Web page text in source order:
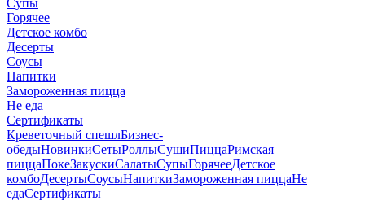
Супы
Горячее
Детское комбо
Десерты
Соусы
Напитки
Замороженная пицца
Не еда
Сертификаты
Креветочный спешлБизнес-
обедыНовинкиСетыРоллыСушиПиццаРимская
пиццаПокеЗакускиСалатыСупыГорячееДетское
комбоДесертыСоусыНапиткиЗамороженная пиццаНе
едаСертификаты